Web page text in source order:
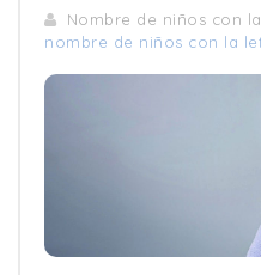
Nombre de niños con
nombre de niños con la